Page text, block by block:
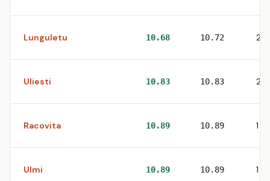
Lunguletu 10.68 10.72 2
Uliesti 10.83 10.83 2
Racovita 10.89 10.89 1
Ulmi 10.89 10.89 1